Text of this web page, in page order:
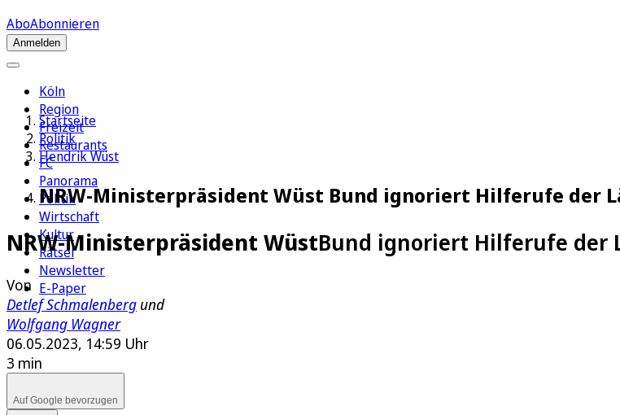
AboAbonnieren
Anmelden
Köln
Region
Freizeit
Restaurants
FC
Panorama
Politik
Wirtschaft
Kultur
Rätsel
Newsletter
E-Paper
Startseite
Politik
Hendrik Wüst
NRW-Ministerpräsident Wüst Bund ignoriert Hilferufe der
NRW-Ministerpräsident WüstBund ignoriert Hilferufe der
Von
Detlef Schmalenberg und
Wolfgang Wagner
06.05.2023, 14:59 Uhr
3 min
Auf Google bevorzugen